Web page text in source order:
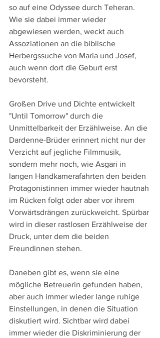
so auf eine Odyssee durch Teheran.
Wie sie dabei immer wieder
abgewiesen werden, weckt auch
Assoziationen an die biblische
Herbergssuche von Maria und Josef,
auch wenn dort die Geburt erst
bevorsteht.
Großen Drive und Dichte entwickelt
"Until Tomorrow" durch die
Unmittelbarkeit der Erzählweise. An die
Dardenne-Brüder erinnert nicht nur der
Verzicht auf jegliche Filmmusik,
sondern mehr noch, wie Asgari in
langen Handkamerafahrten den beiden
Protagonistinnen immer wieder hautnah
im Rücken folgt oder aber vor ihrem
Vorwärtsdrängen zurückweicht. Spürbar
wird in dieser rastlosen Erzählweise der
Druck, unter dem die beiden
Freundinnen stehen.
Daneben gibt es, wenn sie eine
mögliche Betreuerin gefunden haben,
aber auch immer wieder lange ruhige
Einstellungen, in denen die Situation
diskutiert wird. Sichtbar wird dabei
immer wieder die Diskriminierung der